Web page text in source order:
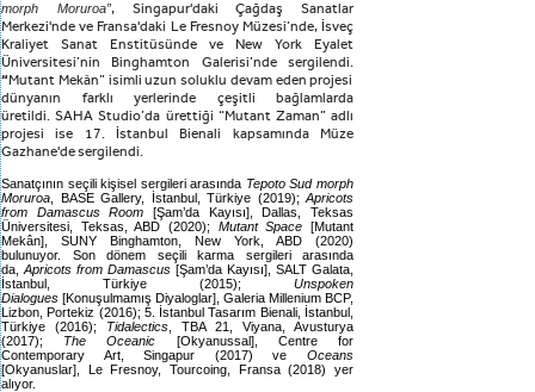
morph Moruroa”, Singapur'daki Çağdaş Sanatlar
Merkezi'nde ve Fransa'daki Le Fresnoy Müzesi’nde, İsveç
Kraliyet Sanat Enstitüsünde ve New York Eyalet
Üniversitesi’nin Binghamton Galerisi’nde sergilendi.
“Mutant Mekân” isimli uzun soluklu devam eden projesi
dünyanın farklı yerlerinde çeşitli bağlamlarda
üretildi. SAHA Studio’da ürettiği “Mutant Zaman” adlı
projesi ise 17. İstanbul Bienali kapsamında Müze
Gazhane'de sergilendi.
Sanatçının seçili kişisel sergileri arasında Tepoto Sud morph
Moruroa , BASE Gallery, İstanbul, Türkiye (2019); Apricots
from Damascus Room [Şam’da Kayısı], Dallas, Teksas
Üniversitesi, Teksas, ABD (2020); Mutant Space[Mutant
Mekân], SUNY Binghamton, New York, ABD (2020)
bulunuyor. Son dönem seçili karma sergileri arasında
da, Apricots from Damascus [Şam’da Kayısı], SALT Galata,
İstanbul, Türkiye (2015); Unspoken
Dialogues [Konuşulmamış Diyaloglar], Galeria Millenium BCP,
Lizbon, Portekiz (2016); 5. İstanbul Tasarım Bienali, İstanbul,
Türkiye (2016); Tidalectics , TBA 21, Viyana, Avusturya
(2017); The Oceanic [Okyanussal], Centre for
Contemporary Art, Singapur (2017) ve Oceans
[Okyanuslar], Le Fresnoy, Tourcoing, Fransa (2018) yer
alıyor.